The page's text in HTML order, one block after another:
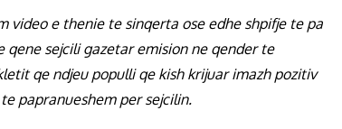
video e thenie te sinqerta ose edhe shpifje te pa
sejcili gazetar emision ne qender te
qe ndjeu populli qe kish krijuar imazh pozitiv
papranueshem per sejcilin.